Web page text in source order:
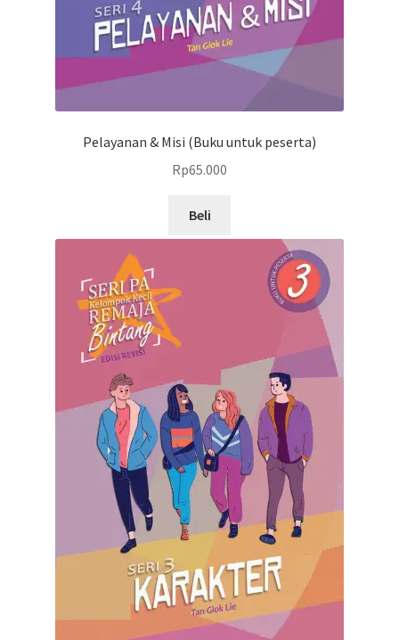
Pelayanan & Misi (Buku untuk peserta)
Rp65.000
Beli